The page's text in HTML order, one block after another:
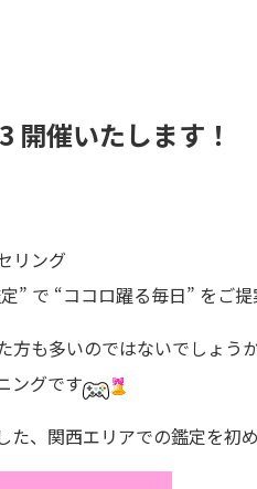
開催いたします！
リング
” で “ココロ躍る毎日” をご
も多いのではないでしょうか
ングです
、関西エリアでの鑑定を初